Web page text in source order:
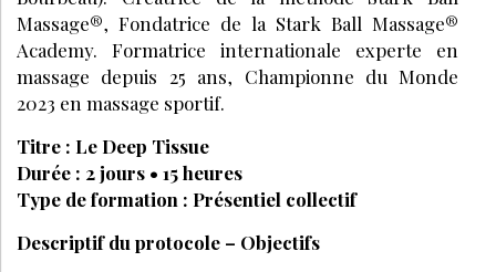
Massage®, Fondatrice de la Stark Ball Massage®
Academy. Formatrice internationale experte en
massage depuis 25 ans, Championne du Monde
2023 en massage sportif.
Titre : Le Deep Tissue
Durée : 2 jours • 15 heures
Type de formation : Présentiel collectif
Descriptif du protocole – Objectifs